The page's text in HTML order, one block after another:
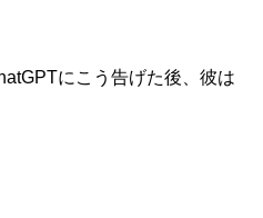
にこう告げた後、彼は